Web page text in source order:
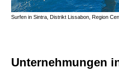
Surfen in Sintra, Distrikt Lissabon, Region
Unternehmungen